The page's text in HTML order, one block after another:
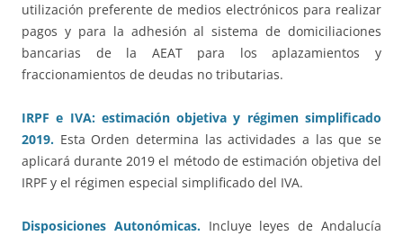
utilización preferente de medios electrónicos para realizar
pagos y para la adhesión al sistema de domiciliaciones
bancarias de la AEAT para los aplazamientos y
fraccionamientos de deudas no tributarias.
IRPF e IVA: estimación objetiva y régimen simplificado
2019. Esta Orden determina las actividades a las que se
aplicará durante 2019 el método de estimación objetiva del
IRPF y el régimen especial simplificado del IVA.
Disposiciones Autonómicas.Incluye leyes de Andalucía